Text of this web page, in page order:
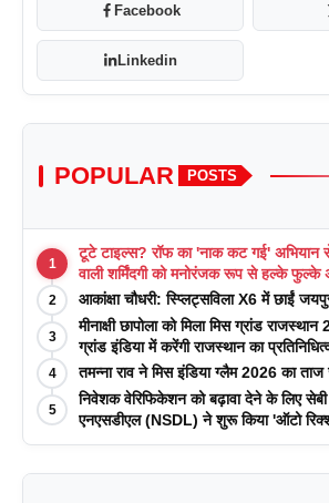
Facebook
Linkedin
POPULAR POSTS
1
टूटे टाइल्स? रॉफ का 'नाक कट गई' अभियान
वाली शर्मिंदगी को मनोरंजक रूप से हल्के फुल्के
2 आकांक्षा चौधरी: स्प्लिट्सविला X6 में छाईं
3
मीनाक्षी छापोला को मिला मिस ग्रांड
ग्रांड इंडिया में करेंगी राजस्थान का
4 तमन्ना राव ने मिस इंडिया ग्लैम 2026 का ताज
5
निवेशक वेरिफिकेशन को बढ़ावा देने के लिए
एनएसडीएल (NSDL) ने शुरू किया 'ऑटो